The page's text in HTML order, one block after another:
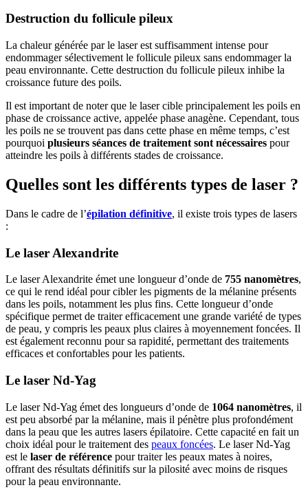
Destruction du follicule pileux
La chaleur générée par le laser est suffisamment intense pour
endommager sélectivement le follicule pileux sans endommager la
peau environnante. Cette destruction du follicule pileux inhibe la
croissance future des poils.
Il est important de noter que le laser cible principalement les poils en
phase de croissance active, appelée phase anagène. Cependant, tous
les poils ne se trouvent pas dans cette phase en même temps, c’est
pourquoi plusieurs séances de traitement sont nécessaires pour
atteindre les poils à différents stades de croissance.
Quelles sont les différents types de laser ?
Dans le cadre de l’épilation définitive, il existe trois types de lasers
:
Le laser Alexandrite
Le laser Alexandrite émet une longueur d’onde de 755 nanomètres,
ce qui le rend idéal pour cibler les pigments de la mélanine présents
dans les poils, notamment les plus fins. Cette longueur d’onde
spécifique permet de traiter efficacement une grande variété de types
de peau, y compris les peaux plus claires à moyennement foncées. Il
est également reconnu pour sa rapidité, permettant des traitements
efficaces et confortables pour les patients.
Le laser Nd-Yag
Le laser Nd-Yag émet des longueurs d’onde de 1064 nanomètres, il
est peu absorbé par la mélanine, mais il pénètre plus profondément
dans la peau que les autres lasers épilatoire. Cette capacité en fait un
choix idéal pour le traitement des peaux foncées. Le laser Nd-Yag
est le laser de référence pour traiter les peaux mates à noires,
offrant des résultats définitifs sur la pilosité avec moins de risques
pour la peau environnante.